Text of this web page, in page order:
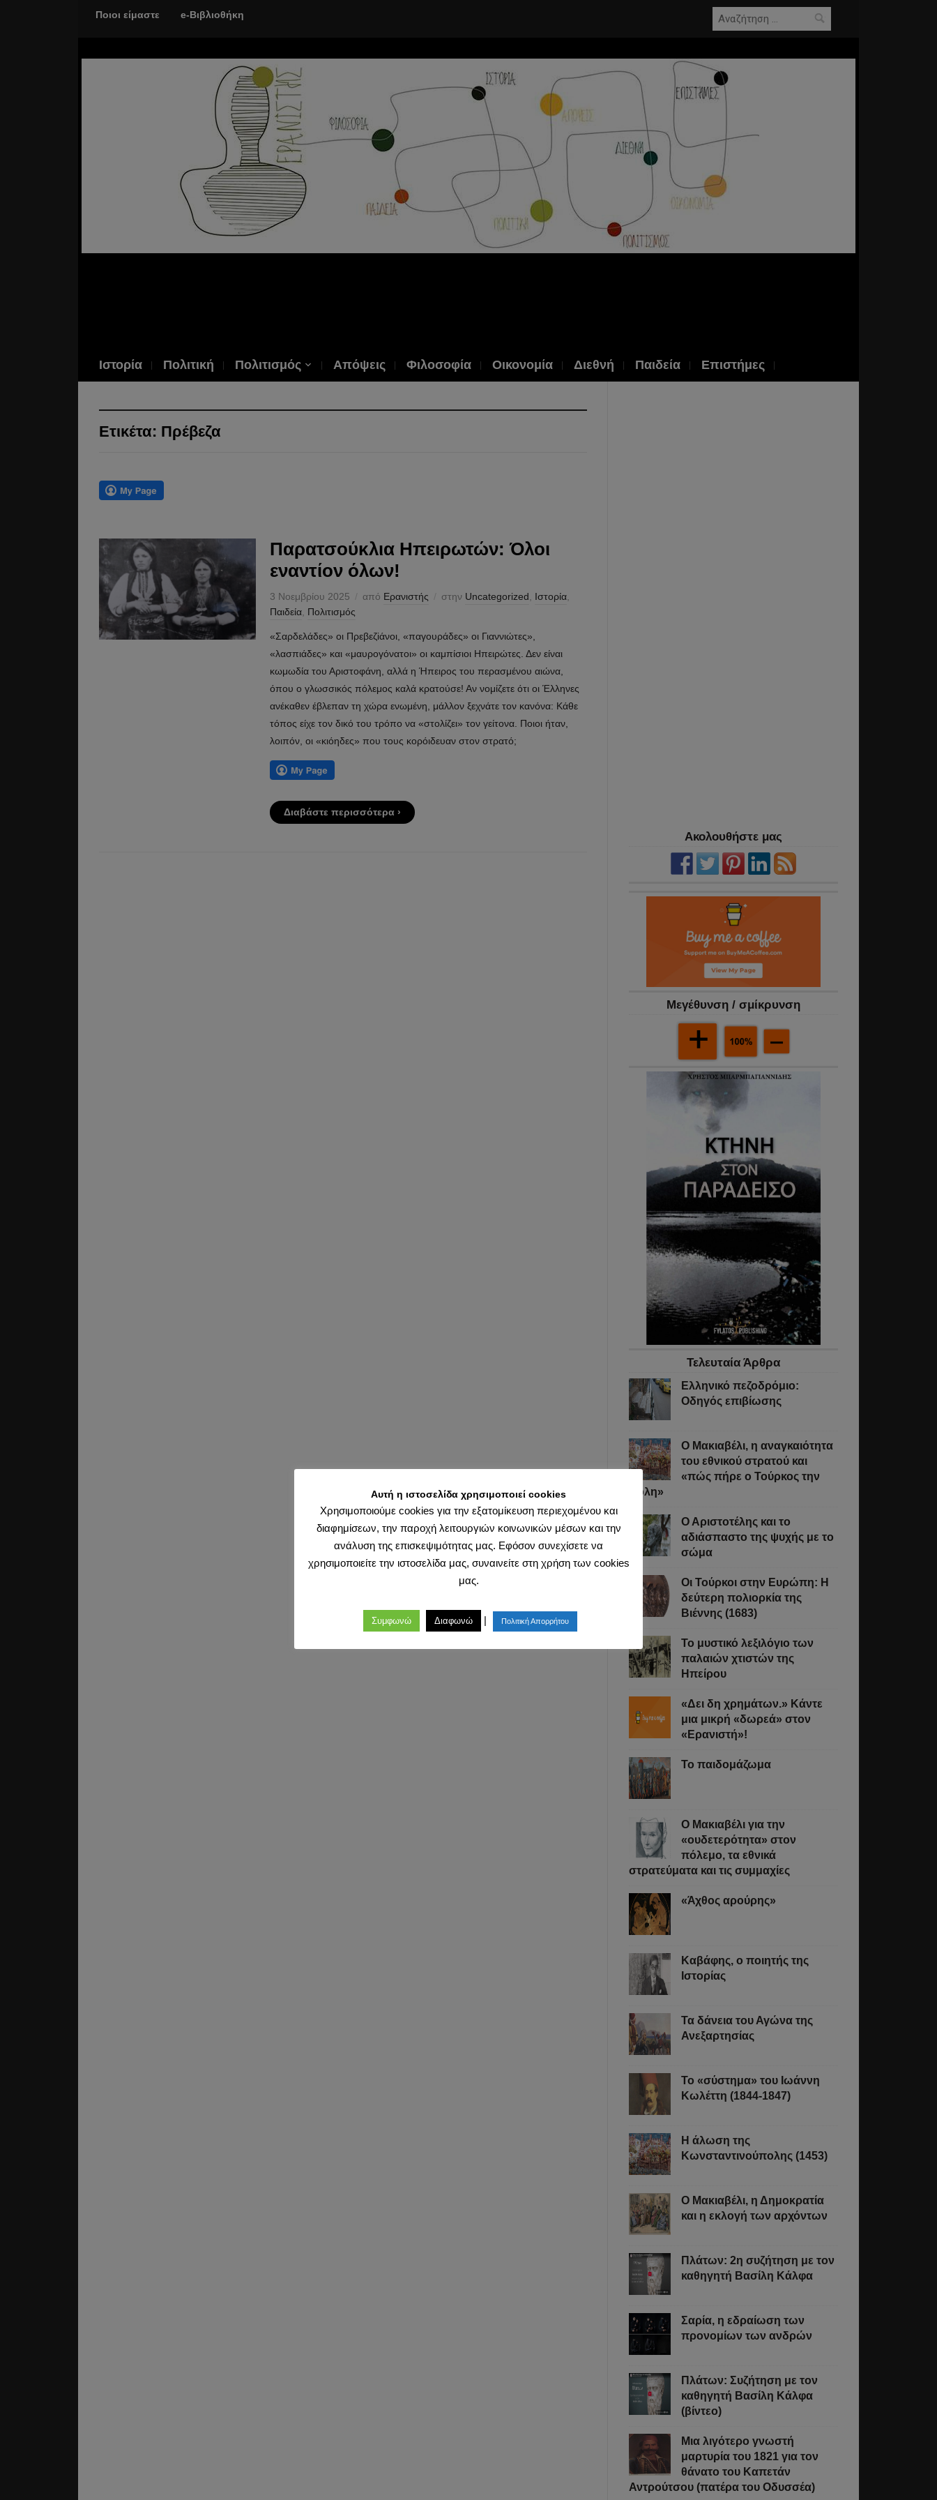
Ποιοι είμαστε e-Βιβλιοθήκη
Αναζήτηση
για:
Ιστορία Πολιτική Πολιτισμός Απόψεις Φιλοσοφία Οικονομία Διεθνή Παιδεία Επιστήμες
Ετικέτα: Πρέβεζα
Παρατσούκλια Ηπειρωτών: Όλοι
εναντίον όλων!
3 Νοεμβρίου 2025 από Ερανιστής στην Uncategorized Ιστορία
Παιδεία Πολιτισμός
«Σαρδελάδες» οι Πρεβεζiάνοι, «παγουράδες» οι Γιαννιώτες»,
«λασπιάδες» και «μαυρογόνατοι» οι καμπίσιοι Ηπειρώτες. Δεν είναι
κωμωδία του Αριστοφάνη, αλλά η Ήπειρος του περασμένου αιώνα,
όπου ο γλωσσικός πόλεμος καλά κρατούσε! Αν νομίζετε ότι οι Έλληνες
ανέκαθεν έβλεπαν τη χώρα ενωμένη, μάλλον ξεχνάτε τον κανόνα: Κάθε
τόπος είχε τον δικό του τρόπο να «στολίζει» τον γείτονα. Ποιοι ήταν,
λοιπόν, οι «κιόηδες» που τους κορόιδευαν στον στρατό;
Διαβάστε περισσότερα ›
Ακολουθήστε μας
Mεγέθυνση / σμίκρυνση
Τελευταία Άρθρα
Ελληνικό πεζοδρόμιο:
Οδηγός επιβίωσης
Ο Μακιαβέλι, η αναγκαιότητα
του εθνικού στρατού και
«πώς πήρε ο Τούρκος την
Πόλη»
Ο Αριστοτέλης και το
αδιάσπαστο της ψυχής με το
σώμα
Οι Τούρκοι στην Ευρώπη: Η
δεύτερη πολιορκία της
Βιέννης (1683)
Το μυστικό λεξιλόγιο των
παλαιών χτιστών της
Ηπείρου
«Δει δη χρημάτων.» Κάντε
μια μικρή «δωρεά» στον
«Ερανιστή»!
Το παιδομάζωμα
O Μακιαβέλι για την
«ουδετερότητα» στον
πόλεμο, τα εθνικά
στρατεύματα και τις συμμαχίες
«Άχθος αρούρης»
Καβάφης, ο ποιητής της
Ιστορίας
Τα δάνεια του Αγώνα της
Ανεξαρτησίας
Το «σύστημα» του Ιωάννη
Κωλέττη (1844-1847)
Η άλωση της
Κωνσταντινούπολης (1453)
Ο Μακιαβέλι, η Δημοκρατία
και η εκλογή των αρχόντων
Πλάτων: 2η συζήτηση με τον
καθηγητή Βασίλη Κάλφα
Σαρία, η εδραίωση των
προνομίων των ανδρών
Πλάτων: Συζήτηση με τον
καθηγητή Βασίλη Κάλφα
(βίντεο)
Μια λιγότερο γνωστή
μαρτυρία του 1821 για τον
θάνατο του Καπετάν
Αντρούτσου (πατέρα του Οδυσσέα)
Αυτή η ιστοσελίδα χρησιμοποιεί cookies
Χρησιμοποιούμε cookies για την εξατομίκευση περιεχομένου και
διαφημίσεων, την παροχή λειτουργιών κοινωνικών μέσων και την
ανάλυση της επισκεψιμότητας μας. Εφόσον συνεχίσετε να
χρησιμοποιείτε την ιστοσελίδα μας, συναινείτε στη χρήση των cookies
μας.
Συμφωνώ Διαφωνώ | Πολιτική Απορρήτου